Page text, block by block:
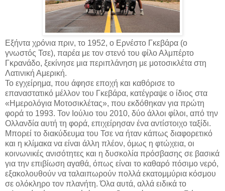
Εξήντα χρόνια πριν, το 1952, ο Ερνέστο Γκεβάρα (ο
γνωστός Τσε), παρέα με τον στενό του φίλο Αλμπέρτο
Γκρανάδο, ξεκίνησε μια περιπλάνηση με μοτοσικλέτα στη
Λατινική Αμερική.
Το εγχείρημα, που άφησε εποχή και καθόρισε το
επαναστατικό μέλλον του Γκεβάρα, κατέγραψε ο ίδιος στα
«Ημερολόγια Μοτοσικλέτας», που εκδόθηκαν για πρώτη
φορά το 1993. Τον Ιούλιο του 2010, δύο άλλοι φίλοι, από την
Ολλανδία αυτή τη φορά, επιχείρησαν ένα αντίστοιχο ταξίδι.
Μπορεί το διακύδευμα του Τσε να ήταν κάπως διαφορετικό
και η κλίμακα να είναι άλλη πλέον, όμως η φτώχεια, οι
κοινωνικές ανισότητες και η δυσκολία πρόσβασης σε βασικά
για την επιβίωση αγαθά, όπως είναι το καθαρό πόσιμο νερό,
εξακολουθούν να ταλαιπωρούν πολλά εκατομμύρια κόσμου
σε ολόκληρο τον πλανήτη. Όλα αυτά, αλλά ειδικά το